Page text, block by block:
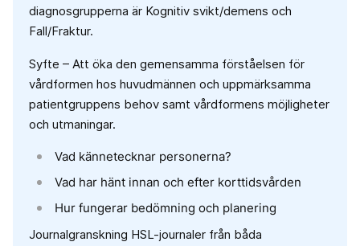
diagnosgrupperna är Kognitiv svikt/demens och
Fall/Fraktur.
Syfte – Att öka den gemensamma förståelsen för
vårdformen hos huvudmännen och uppmärksamma
patientgruppens behov samt vårdformens möjligheter
och utmaningar.
Vad kännetecknar personerna?
Vad har hänt innan och efter korttidsvården
Hur fungerar bedömning och planering
Journalgranskning HSL-journaler från båda